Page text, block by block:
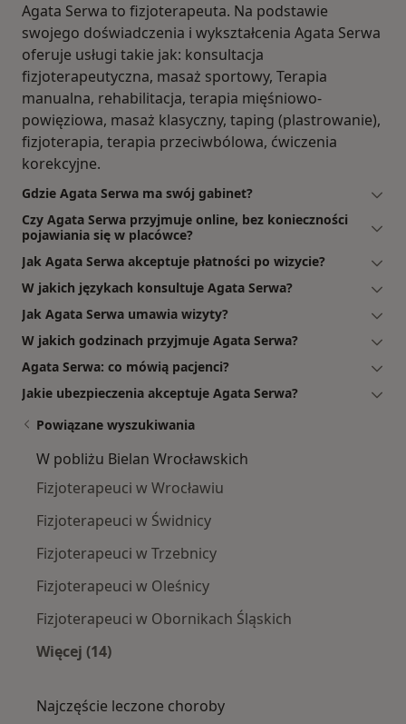
Agata Serwa to fizjoterapeuta. Na podstawie
swojego doświadczenia i wykształcenia Agata Serwa
oferuje usługi takie jak: konsultacja
fizjoterapeutyczna, masaż sportowy, Terapia
manualna, rehabilitacja, terapia mięśniowo-
powięziowa, masaż klasyczny, taping (plastrowanie),
fizjoterapia, terapia przeciwbólowa, ćwiczenia
korekcyjne.
Gdzie Agata Serwa ma swój gabinet?
Czy Agata Serwa przyjmuje online, bez konieczności
pojawiania się w placówce?
Jak Agata Serwa akceptuje płatności po wizycie?
W jakich językach konsultuje Agata Serwa?
Jak Agata Serwa umawia wizyty?
W jakich godzinach przyjmuje Agata Serwa?
Agata Serwa: co mówią pacjenci?
Jakie ubezpieczenia akceptuje Agata Serwa?
Powiązane wyszukiwania
W pobliżu Bielan Wrocławskich
Fizjoterapeuci w Wrocławiu
Fizjoterapeuci w Świdnicy
Fizjoterapeuci w Trzebnicy
Fizjoterapeuci w Oleśnicy
Fizjoterapeuci w Obornikach Śląskich
Więcej (14)
Najczęście leczone choroby